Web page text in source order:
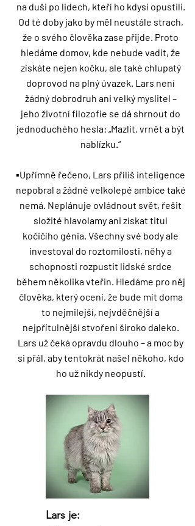
na duši po lidech, kteří ho kdysi opustili.
Od té doby jako by měl neustále strach,
že o svého člověka zase přijde. Proto
hledáme domov, kde nebude vadit, že
získáte nejen kočku, ale také chlupatý
doprovod na plný úvazek. Lars není
žádný dobrodruh ani velký myslitel –
jeho životní filozofie se dá shrnout do
jednoduchého hesla: „Mazlit, vrnět a být
nablízku.“
▪️Upřímně řečeno, Lars příliš inteligence
nepobral a žádné velkolepé ambice také
nemá. Neplánuje ovládnout svět, řešit
složité hlavolamy ani získat titul
kočičího génia. Všechny své body ale
investoval do roztomilosti, něhy a
schopnosti rozpustit lidské srdce
během několika vteřin. Hledáme pro něj
člověka, který ocení, že bude mít doma
to nejmilejší, nejvděčnější a
nejpřítulnější stvoření široko daleko.
Lars už čeká opravdu dlouho – a moc by
si přál, aby tentokrát našel někoho, kdo
ho už nikdy neopustí.
Lars je: